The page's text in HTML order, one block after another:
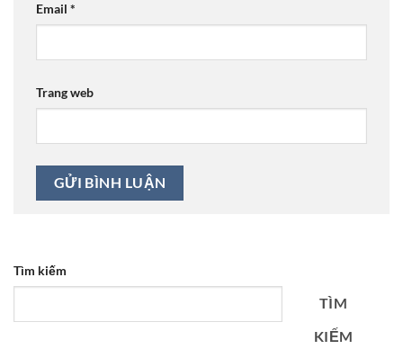
Email *
Trang web
Tìm kiếm
TÌM
KIẾM